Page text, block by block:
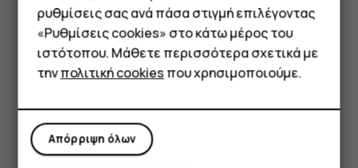
Τηλέφωνα απλής χρήσης
Tablet
πατήστεmore_vert>Απάντηση σε όλους.
Διαγραφή email
ΠατήστεGmail.
Πατήστε το μήνυμα που θέλετε να διαγράψετε και
πατήστε delete.
Για να διαγράψετε πολλαπλά μηνύματα, πατήστε
ρυθμίσεις σας ανά πάσα στιγμή επιλέγοντας
«Ρυθμίσεις cookies» στο κάτω μέρος του
ιστότοπου. Μάθετε περισσότερα σχετικά με
τηνπολιτική cookiesπου χρησιμοποιούμε.
Απόρριψη όλων